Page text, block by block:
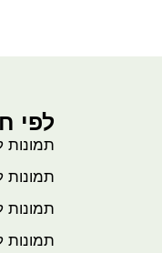
לפי
תמונות
תמונות
תמונות
תמונות